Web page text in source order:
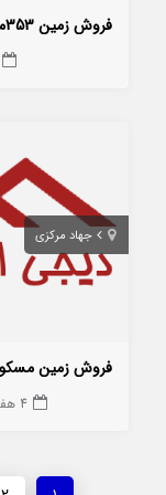
فروش زمین 353متری جهاد مرکزی
جهاد مرکزی
فروش زمین
4 هفته قبل